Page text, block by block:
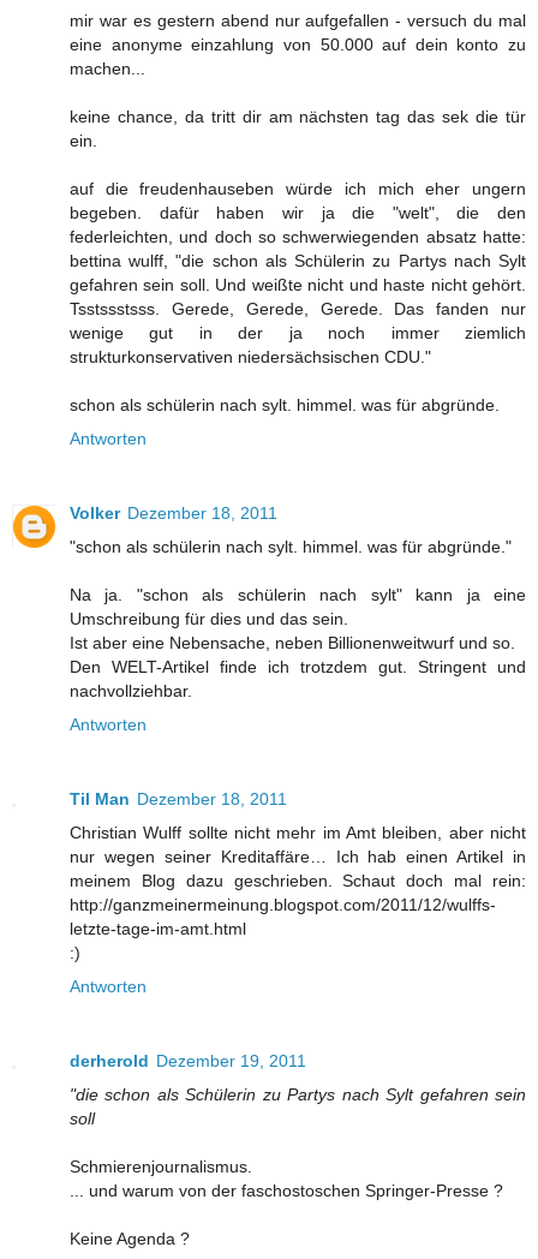
mir war es gestern abend nur aufgefallen - versuch du mal
eine anonyme einzahlung von 50.000 auf dein konto zu
machen...
keine chance, da tritt dir am nächsten tag das sek die tür
ein.
auf die freudenhauseben würde ich mich eher ungern
begeben. dafür haben wir ja die "welt", die den
federleichten, und doch so schwerwiegenden absatz hatte:
bettina wulff, "die schon als Schülerin zu Partys nach Sylt
gefahren sein soll. Und weißte nicht und haste nicht gehört.
Tsstssstsss. Gerede, Gerede, Gerede. Das fanden nur
wenige gut in der ja noch immer ziemlich
strukturkonservativen niedersächsischen CDU."
schon als schülerin nach sylt. himmel. was für abgründe.
Antworten
Volker Dezember 18, 2011
"schon als schülerin nach sylt. himmel. was für abgründe."
Na ja. "schon als schülerin nach sylt" kann ja eine
Umschreibung für dies und das sein.
Ist aber eine Nebensache, neben Billionenweitwurf und so.
Den WELT-Artikel finde ich trotzdem gut. Stringent und
nachvollziehbar.
Antworten
Til Man Dezember 18, 2011
Christian Wulff sollte nicht mehr im Amt bleiben, aber nicht
nur wegen seiner Kreditaffäre… Ich hab einen Artikel in
meinem Blog dazu geschrieben. Schaut doch mal rein:
http://ganzmeinermeinung.blogspot.com/2011/12/wulffs-
letzte-tage-im-amt.html
:)
Antworten
derherold Dezember 19, 2011
"die schon als Schülerin zu Partys nach Sylt gefahren sein
soll
Schmierenjournalismus.
... und warum von der faschostoschen Springer-Presse ?
Keine Agenda ?